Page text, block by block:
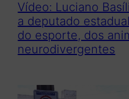
Vídeo: Luciano
a deputado
do esporte, dos
neurodivergentes